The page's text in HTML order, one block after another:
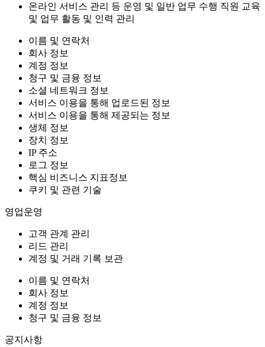
온라인 서비스 관리 등 운영 및 일반 업무 수행 직원 교육
및 업무 활동 및 인력 관리
이름 및 연락처
회사 정보
계정 정보
청구 및 금융 정보
소셜 네트워크 정보
서비스 이용을 통해 업로드된 정보
서비스 이용을 통해 제공되는 정보
생체 정보
장치 정보
IP 주소
로그 정보
핵심 비즈니스 지표정보
쿠키 및 관련 기술
영업운영
고객 관계 관리
리드 관리
계정 및 거래 기록 보관
이름 및 연락처
회사 정보
계정 정보
청구 및 금융 정보
공지사항